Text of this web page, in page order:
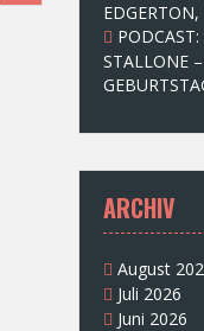
STALLONE
ARCHIV
August
Juli 2026
Juni 2026